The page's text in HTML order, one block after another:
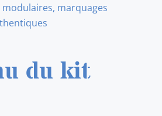
marquages
du kit